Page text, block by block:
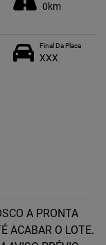
0km
Final Da Placa
XXX
A PRONTA
ACABAR O LOTE.